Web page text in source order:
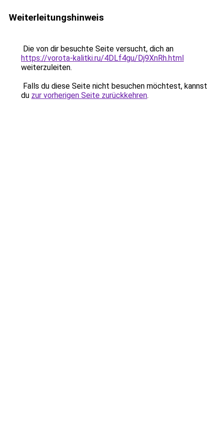
Weiterleitungshinweis
Die von dir besuchte Seite versucht, dich an
https://vorota-kalitki.ru/4DLf4gu/Dj9XnRh.html
weiterzuleiten.
Falls du diese Seite nicht besuchen möchtest, kannst
du zur vorherigen Seite zurückkehren.